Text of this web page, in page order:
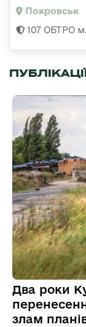
Покровськ
107 ОБТРО
Два роки
злам